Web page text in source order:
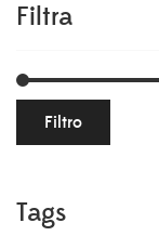
Filtra
Filtro
Tags